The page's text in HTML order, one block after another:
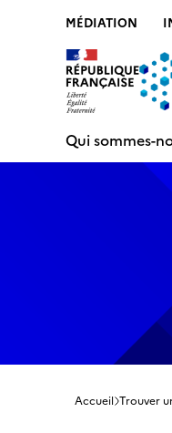
MÉDIATION
Qui sommes-
Accueil Trouver